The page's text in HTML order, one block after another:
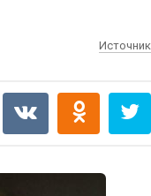
Источник